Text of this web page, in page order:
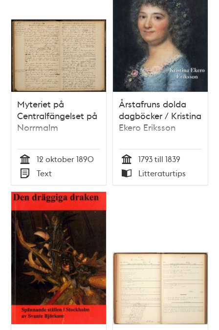
Myteriet på
Centralfängelset på
Norrmalm
Tid
12 oktober 1890
Typ
Text
Årstafruns dolda
dagböcker / Kristina
Ekero Eriksson
Tid
1793 till 1839
Typ
Litteraturtips